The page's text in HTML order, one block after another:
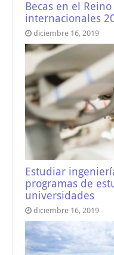
Becas en el
internacionales
diciembre 16, 2019
Estudiar
programas de
universidades
diciembre 16, 2019